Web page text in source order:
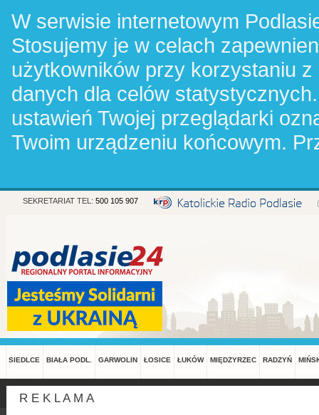
W serwisie internetowym
Stosujemy je w celach
użytkowników przy korzystaniu
danych dla celów
ustawień Twojej przeglądarki
Twoim urządzeniu końcowym.
SEKRETARIAT TEL: 500 105 907
SIEDLCE BIAŁA PODL. GARWOLIN ŁOSICE ŁUKÓW MIĘDZYRZEC RADZYŃ
R E K L A M A